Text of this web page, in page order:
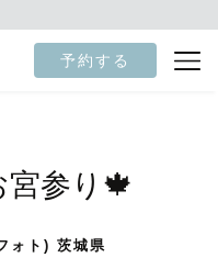
予約する
参り🍁
ォト) 茨城県